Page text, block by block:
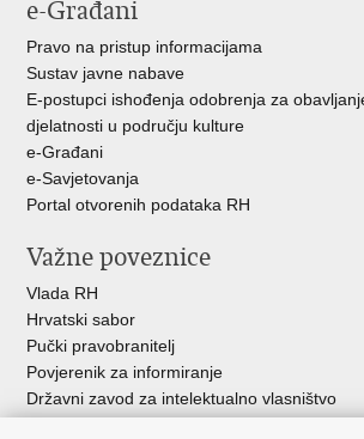
e-Građani
Pravo na pristup informacijama
Sustav javne nabave
E-postupci ishođenja odobrenja za
djelatnosti u području kulture
e-Građani
e-Savjetovanja
Portal otvorenih podataka RH
Važne poveznice
Vlada RH
Hrvatski sabor
Pučki pravobranitelj
Povjerenik za informiranje
Državni zavod za intelektualno vlasništvo